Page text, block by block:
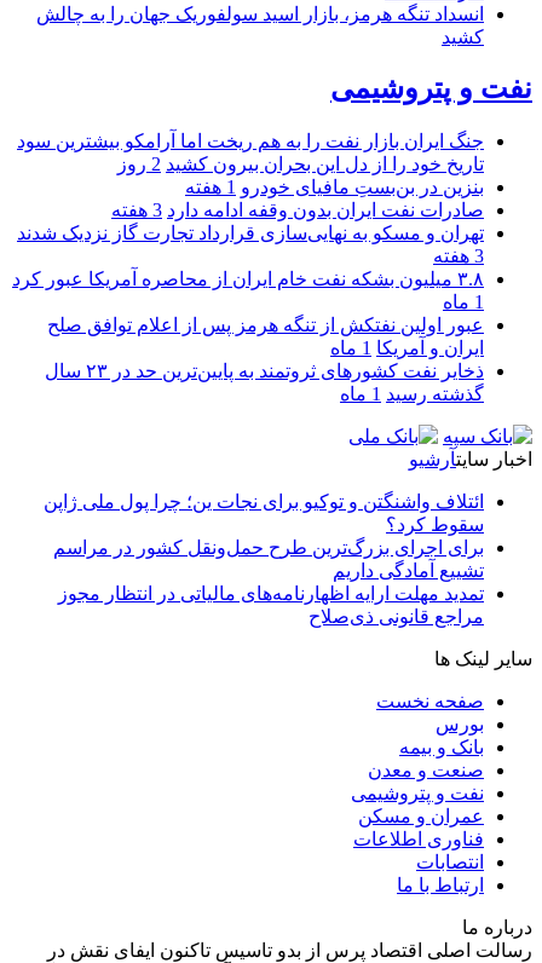
انسداد تنگه هرمز، بازار اسید سولفوریک جهان را به چالش
کشید
نفت و پتروشیمی
جنگ ایران بازار نفت را به هم ریخت اما آرامکو بیشترین سود
تاریخ خود را از دل این بحران بیرون کشید 2 روز
بنزین در بن‌بستِ مافیای خودرو 1 هفته
صادرات نفت ایران بدون وقفه ادامه دارد 3 هفته
تهران و مسکو به نهایی‌سازی قرارداد تجارت گاز نزدیک شدند
3 هفته
۳.۸ میلیون بشکه نفت خام ایران از محاصره آمریکا عبور کرد
1 ماه
عبور اولین نفتکش از تنگه هرمز پس از اعلام توافق صلح
ایران و آمریکا 1 ماه
ذخایر نفت کشورهای ثروتمند به پایین‌ترین حد در ۲۳ سال
گذشته رسید 1 ماه
اخبار سایتآرشیو
ائتلاف واشنگتن و توکیو برای نجات ین؛ چرا پول ملی ژاپن
سقوط کرد؟
برای اجرای بزرگ‌ترین طرح حمل‌ونقل کشور در مراسم
تشییع آمادگی داریم
تمدید مهلت ارایه اظهارنامه‌های مالیاتی در انتظار مجوز
مراجع قانونی ذی‌‏صلاح
سایر لینک ها
صفحه نخست
بورس
بانک و بیمه
صنعت و معدن
نفت و پتروشیمی
عمران و مسکن
فناوری اطلاعات
انتصابات
ارتباط با ما
درباره ما
رسالت اصلی اقتصاد پرس از بدو تاسیس تاکنون ایفای نقش در